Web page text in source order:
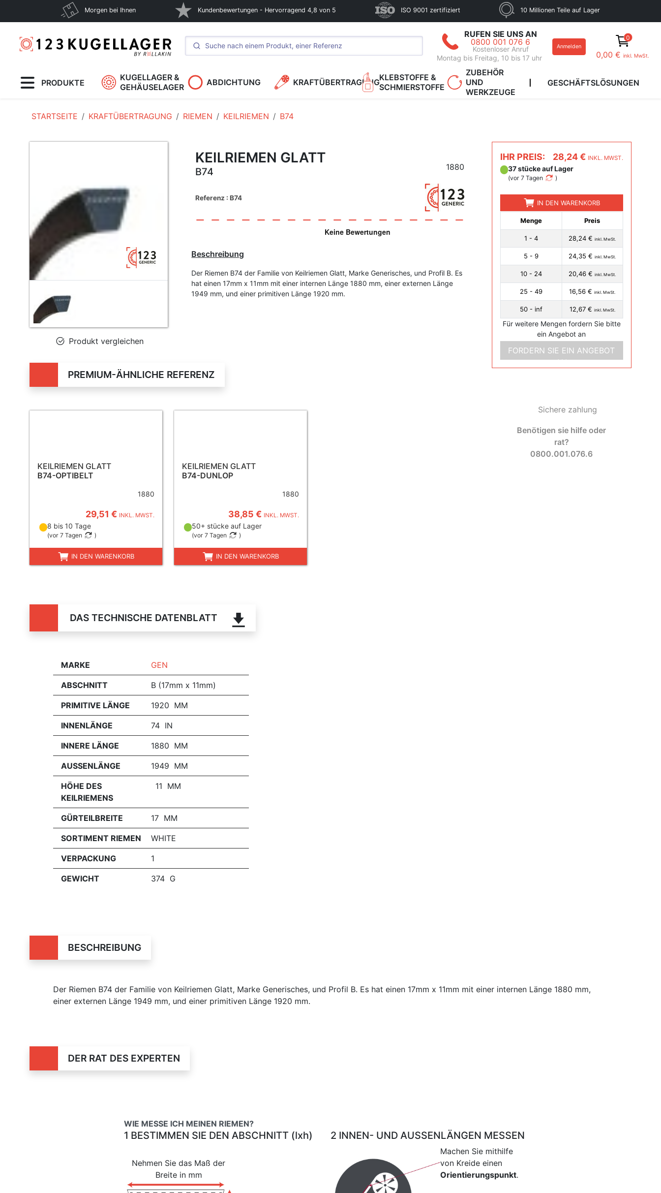
Morgen bei Ihnen Kundenbewertungen - Hervorragend 4,8 von 5 ISO 9001 zertifiziert 10 Millionen Teile auf Lager
RUFEN SIE UNS AN
0800 001 076 6
Kostenloser Anruf
Montag bis Freitag, 10 bis 17 uhr
Anmelden
0
0,00 € inkl. MwSt.
PRODUKTE
KUGELLAGER &
GEHÄUSELAGER
ABDICHTUNG KRAFTÜBERTRAGUNGKLEBSTOFFE &
SCHMIERSTOFFE
ZUBEHÖR
UND
WERKZEUGE
GESCHÄFTSLÖSUNGEN
STARTSEITE KRAFTÜBERTRAGUNG RIEMEN KEILRIEMEN B74
Produkt vergleichen
KEILRIEMEN GLATT
B74 1880
Referenz : B74
Beschreibung
Der Riemen B74 der Familie von Keilriemen Glatt, Marke Generisches, und Profil B. Es
hat einen 17mm x 11mm mit einer internen Länge 1880 mm, einer externen Länge
1949 mm, und einer primitiven Länge 1920 mm.
IHR PREIS: 28,24 € INKL. MWST.
37 stücke auf Lager
(vor 7 Tagen )
IN DEN WARENKORB
Menge Preis
1 - 4 28,24 €inkl. MwSt.
5 - 9 24,35 €inkl. MwSt.
10 - 24 20,46 €inkl. MwSt.
25 - 49 16,56 €inkl. MwSt.
50 - inf 12,67 € inkl. MwSt.
Für weitere Mengen fordern Sie bitte
ein Angebot an
FORDERN SIE EIN ANGEBOT
AN
Sichere zahlung
Benötigen sie hilfe oder
rat?
0800.001.076.6
PREMIUM-ÄHNLICHE REFERENZ
KEILRIEMEN GLATT
B74-OPTIBELT
1880
29,51 € INKL. MWST.
8 bis 10 Tage
(vor 7 Tagen )
IN DEN WARENKORB
KEILRIEMEN GLATT
B74-DUNLOP
1880
38,85 € INKL. MWST.
50+ stücke auf Lager
(vor 7 Tagen )
IN DEN WARENKORB
DAS TECHNISCHE DATENBLATT
MARKE GEN
ABSCHNITT B (17mm x 11mm)
PRIMITIVE LÄNGE 1920 MM
INNENLÄNGE 74 IN
INNERE LÄNGE 1880 MM
AUSSENLÄNGE 1949 MM
HÖHE DES
KEILRIEMENS
11 MM
GÜRTEILBREITE 17 MM
SORTIMENT RIEMEN WHITE
VERPACKUNG 1
GEWICHT 374 G
BESCHREIBUNG
Der Riemen B74 der Familie von Keilriemen Glatt, Marke Generisches, und Profil B. Es hat einen 17mm x 11mm mit einer internen Länge 1880 mm,
einer externen Länge 1949 mm, und einer primitiven Länge 1920 mm.
DER RAT DES EXPERTEN
WIE MESSE ICH MEINEN RIEMEN?
1 BESTIMMEN SIE DEN ABSCHNITT (lxh)
Nehmen Sie das Maß der
Breite in mm
2 INNEN- UND AUSSENLÄNGEN MESSEN
Machen Sie mithilfe
von Kreide einen
Orientierungspunkt.